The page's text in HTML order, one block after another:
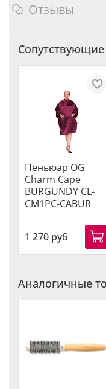
Отзывы
Пеньюар OG
Charm Cape
BURGUNDY CL-
CM1PC-CABUR
1 270 руб
Аналогичные